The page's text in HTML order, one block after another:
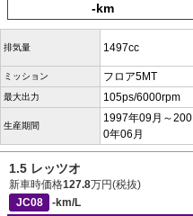
-km
排気量 1497cc
ミッション フロア5MT
最大出力 105ps/6000rpm
生産期間
1997年09月～200
0年06月
1.5 レッツオ
新車時価格127.8万円(税抜)
JC08
-km/L